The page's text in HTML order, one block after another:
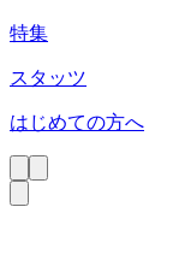
特集
スタッツ
はじめての方へ